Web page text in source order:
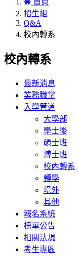
招生組
Q&A
校內轉系
校內轉系
最新消息
業務職掌
入學管道
大學部
學士後
碩士班
博士班
校內轉系
轉學
境外
其他
報名系統
榜單公告
相關法規
考生專區